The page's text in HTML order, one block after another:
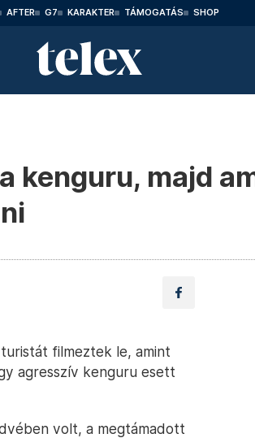
AFTER G7 KARAKTER TÁMOGATÁS SHOP
kenguru, majd
filmeztek le, amint
agresszív kenguru esett
volt, a megtámadott